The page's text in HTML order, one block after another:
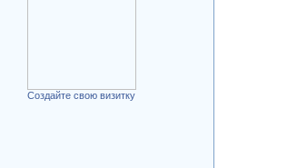
Создайте свою визитку
Уже